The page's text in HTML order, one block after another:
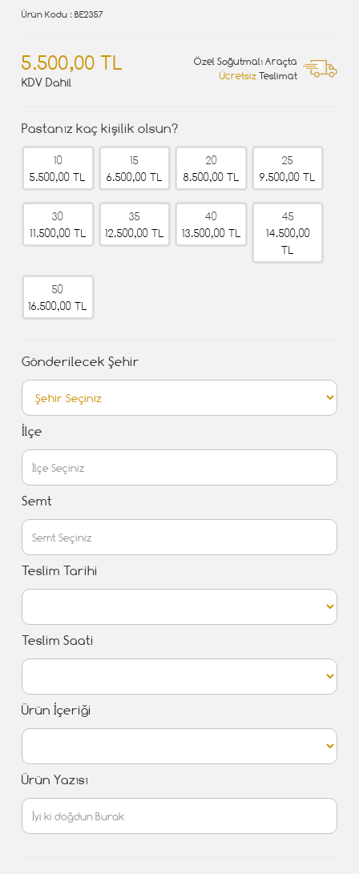
Ürün Kodu : BE2357
5.500,00 TL
KDV Dahil
Özel Soğutmalı Araçta
Ücretsiz Teslimat
Pastanız kaç kişilik olsun?
10
5.500,00 TL
15
6.500,00 TL
20
8.500,00 TL
25
9.500,00 TL
30
11.500,00 TL
35
12.500,00 TL
40
13.500,00 TL
45
14.500,00
TL
50
16.500,00 TL
Gönderilecek Şehir
İlçe
Semt
Teslim Tarihi
Teslim Saati
Ürün İçeriği
Ürün Yazısı